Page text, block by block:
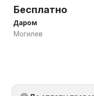
Бесплатно
Даром
Могилев